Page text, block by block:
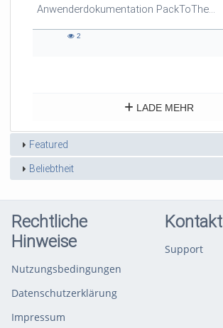
Anwenderdokumentation PackToTheRoots (Team A) - MAS
04:58 duration
2
LADE MEHR
Featured
Beliebtheit
Rechtliche
Hinweise
Nutzungsbedingungen
Datenschutzerklärung
Impressum
Kontakt
Support